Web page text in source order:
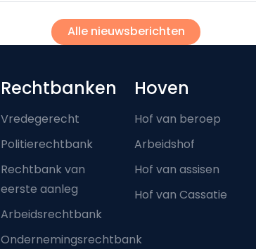
Alle nieuwsberichten
Footer-menu
Rechtbanken
Vredegerecht
Politierechtbank
Rechtbank van
eerste aanleg
Arbeidsrechtbank
Ondernemingsrechtbank
Hoven
Hof van beroep
Arbeidshof
Hof van assisen
Hof van Cassatie